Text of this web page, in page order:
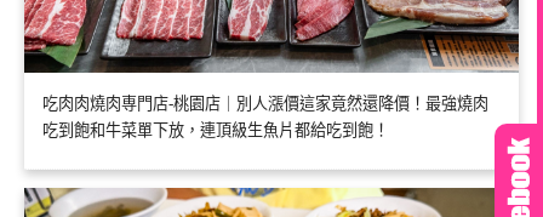
吃肉肉燒肉専門店-桃園店｜別人漲價這家竟然還降價！最強燒肉
吃到飽和牛菜單下放，連頂級生魚片都給吃到飽！